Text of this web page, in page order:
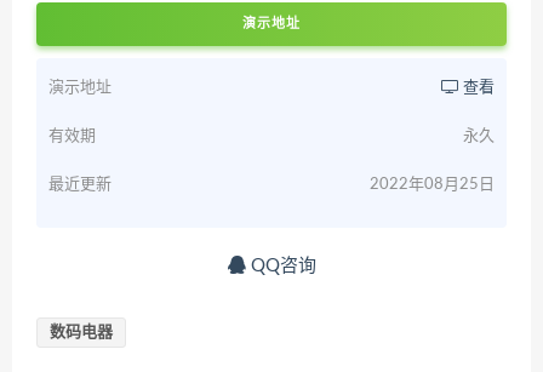
演示地址
演示地址 查看
有效期 永久
最近更新 2022年08月25日
QQ咨询
数码电器